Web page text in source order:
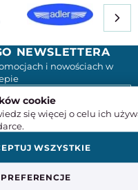
NEWSLETTERA
i nowościach w
cookie
się więcej o celu ich
PREFERENCJE
WSZYSTKIE